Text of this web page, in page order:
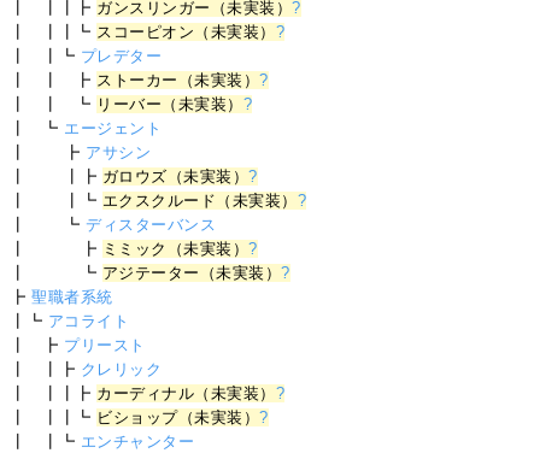
┃ ┃┃┣ ガンスリンガー（未実装）?
┃ ┃┃┗ スコーピオン（未実装） ?
┃ ┃┗ プレデター
┃ ┃ ┣ ストーカー（未実装）?
┃ ┃ ┗ リーバー（未実装） ?
┃ ┗ エージェント
┃ ┣ アサシン
┃ ┃┣ ガロウズ（未実装）?
┃ ┃┗ エクスクルード（未実装） ?
┃ ┗ディスターバンス
┃ ┣ ミミック（未実装）?
┃ ┗ アジテーター（未実装）?
┣聖職者系統
┃┗ アコライト
┃ ┣ プリースト
┃ ┃┣ クレリック
┃ ┃┃┣ カーディナル（未実装） ?
┃ ┃┃┗ ビショップ（未実装）?
┃ ┃┗ エンチャンター